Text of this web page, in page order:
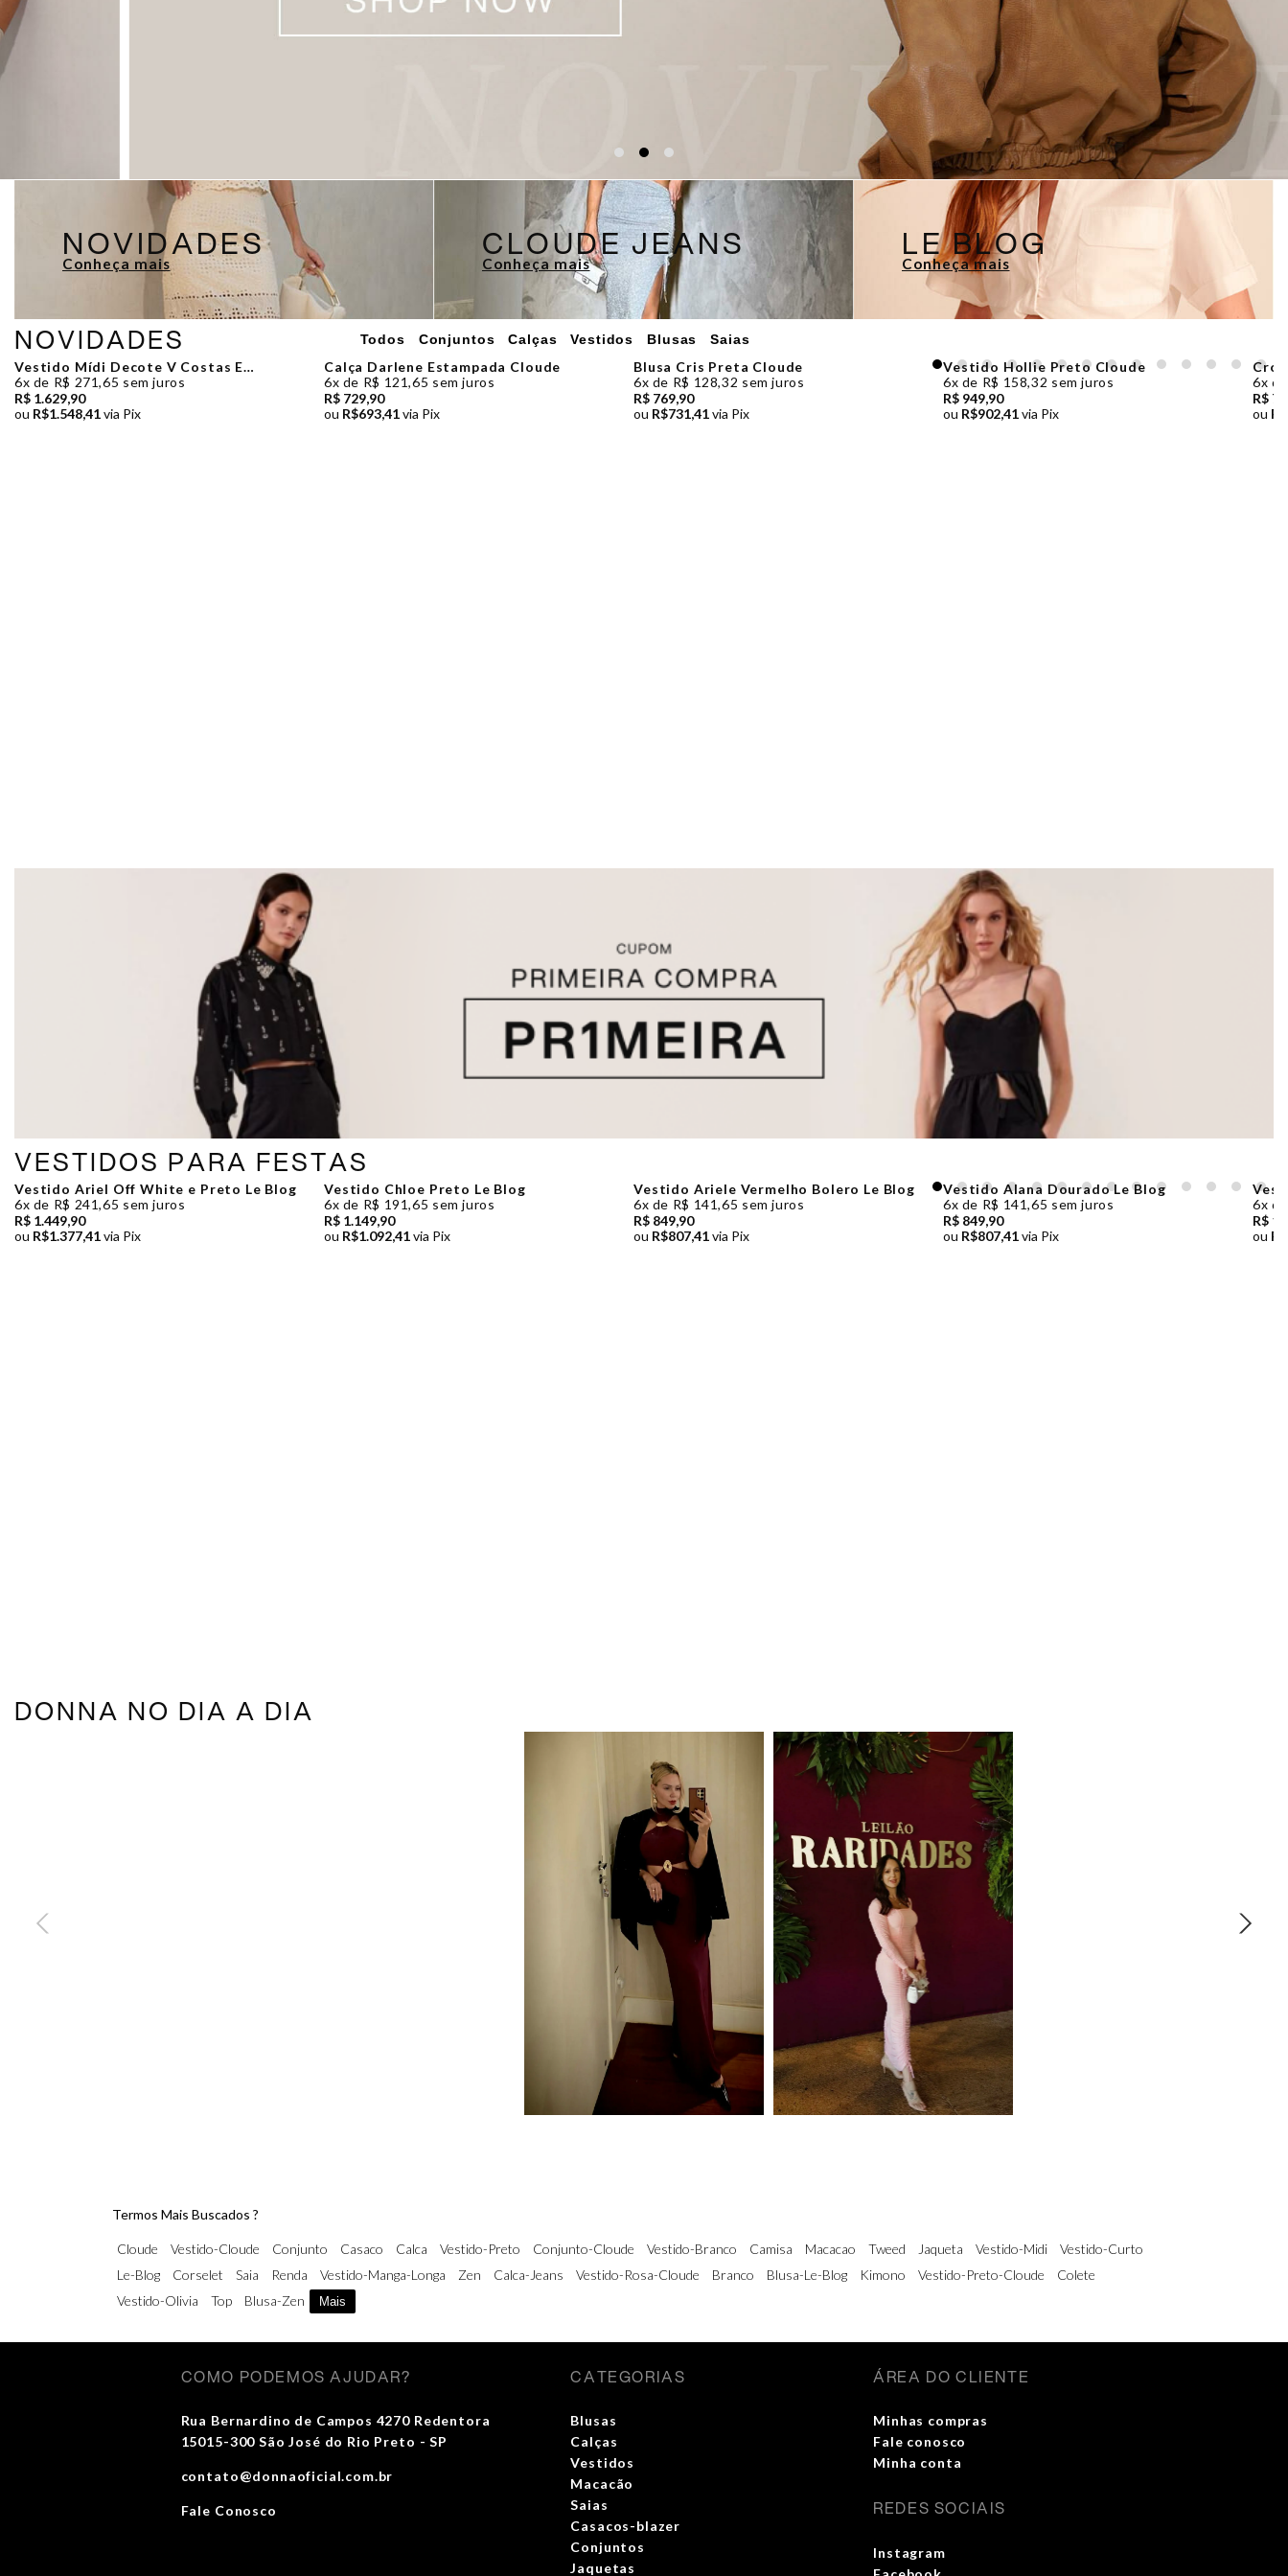
NOVIDADES
Conheça mais CLOUDE JEANS
Conheça mais LE BLOG
Conheça mais
NOVIDADES Todos Conjuntos Calças Vestidos Blusas Saias
Vestido Mídi Decote V Costas E
Aberturas Laterais Laranja Manga Zen
6x de R$ 271,65 sem juros
R$ 1.629,90
ou R$1.548,41via Pix
Calça Darlene Estampada Cloude
6x de R$ 121,65 sem juros
R$ 729,90
ou R$693,41via Pix
Blusa Cris Preta Cloude
6x de R$ 128,32 sem juros
R$ 769,90
ou R$731,41via Pix
Vestido Hollie Preto Cloude
6x de R$ 158,32 sem juros
R$ 949,90
ou R$902,41via Pix
6x
R$
ou
VESTIDOS PARA FESTAS
Vestido Ariel Off White e Preto Le Blog
6x de R$ 241,65 sem juros
R$ 1.449,90
ou R$1.377,41via Pix
Vestido Chloe Preto Le Blog
6x de R$ 191,65 sem juros
R$ 1.149,90
ou R$1.092,41via Pix
Vestido Ariele Vermelho Bolero Le Blog
6x de R$ 141,65 sem juros
R$ 849,90
ou R$807,41via Pix
Vestido Alana Dourado Le Blog
6x de R$ 141,65 sem juros
R$ 849,90
ou R$807,41via Pix
6x
R$
ou
DONNA NO DIA A DIA
Termos Mais Buscados ?
Cloude Vestido-Cloude Conjunto Casaco Calca Vestido-Preto Conjunto-Cloude Vestido-Branco Camisa Macacao Tweed Jaqueta Vestido-Midi
Vestido-Curto
Le-Blog
Corselet Saia Renda Vestido-Manga-Longa Zen Calca-Jeans Vestido-Rosa-Cloude Branco Blusa-Le-Blog Kimono Vestido-Preto-Cloude
Colete
Vestido-Olivia
Top Blusa-Zen Mais
COMO PODEMOS AJUDAR?
Rua Bernardino de Campos 4270 Redentora
15015-300 São José do Rio Preto - SP
contato@donnaoficial.com.br
Fale Conosco
CATEGORIAS
Blusas
Calças
Vestidos
Macacão
Saias
Casacos-blazer
Conjuntos
Jaquetas
ÁREA DO CLIENTE
Minhas compras
Fale conosco
Minha conta
REDES SOCIAIS
Instagram